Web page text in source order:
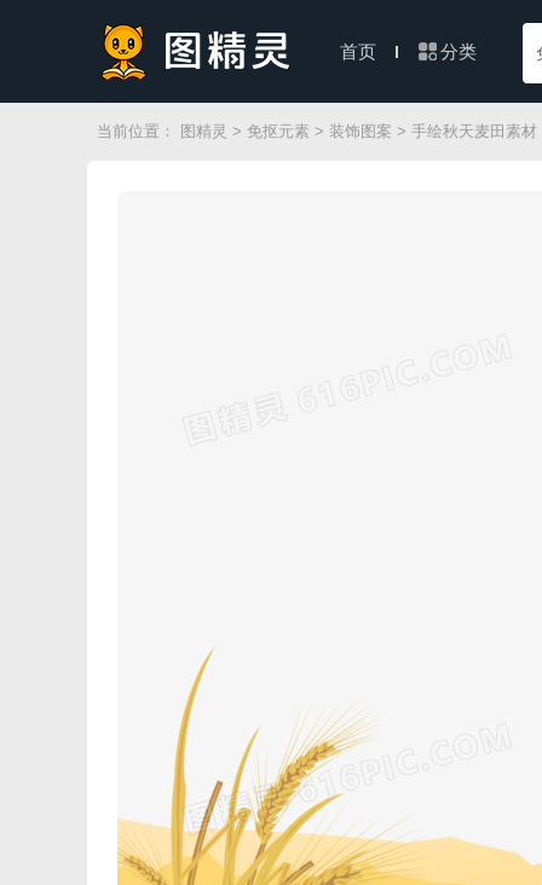
首页 分类
当前位置： 图精灵 > 免抠元素 > 装饰图案 > 手绘秋天麦田素材